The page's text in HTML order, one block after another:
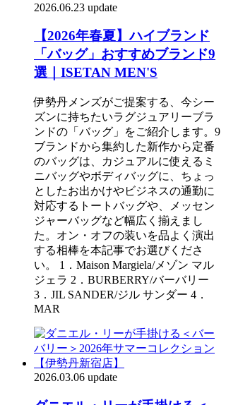
2026.06.23 update
【2026年春夏】ハイブランド
「バッグ」おすすめブランド9
選｜ISETAN MEN'S
伊勢丹メンズがご提案する、今シー
ズンに持ちたいラグジュアリーブラ
ンドの「バッグ」をご紹介します。9
ブランドから集約した新作から定番
のバッグは、カジュアルに使えるミ
ニバッグやボディバッグに、ちょっ
としたお出かけやビジネスの通勤に
対応するトートバッグや、メッセン
ジャーバッグなど幅広く揃えまし
た。オン・オフの装いを品よく演出
する相棒を本記事でお選びくださ
い。 1．Maison Margiela/メゾン マル
ジェラ 2．BURBERRY/バーバリー
3．JIL SANDER/ジル サンダー 4．
MAR
2026.03.06 update